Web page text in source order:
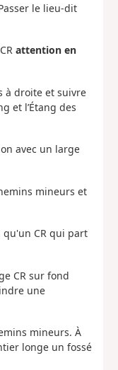
le lieu-dit
attention en
à droite et suivre
et l’Étang des
avec un large
mineurs et
qu'un CR qui part
CR sur fond
une
mineurs. À
longe un fossé